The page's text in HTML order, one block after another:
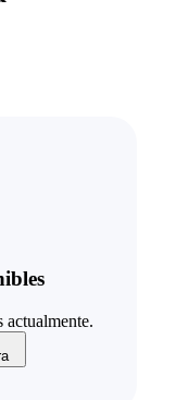
actualmente.